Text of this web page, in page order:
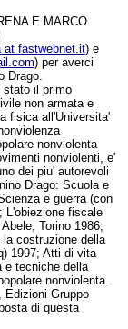
E MARCO
at fastwebnet.it) e
) per averci
Drago.
stato il primo
non armata e
fisica all'Universita'
nonviolenta
nonviolenti, e'
dei piu' autorevoli
Drago: Scuola e
e guerra (con
L'obiezione fiscale
Torino 1986;
costruzione della
1997; Atti di vita
e tecniche della
nonviolenta.
Edizioni Gruppo
di questa